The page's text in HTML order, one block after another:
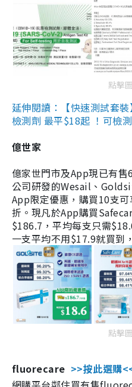
點擊
延伸閱讀：【快速測試套
檢測劑 最平$18起 ！可檢
億世家
億家世門市及App現已有
公司研發的Wesail、
App限定優惠，購買10支
折。現凡於App購買
$186.7，平均每支只需
一支平均不用$17.9就買到
點擊
fluorecare >>按此選購